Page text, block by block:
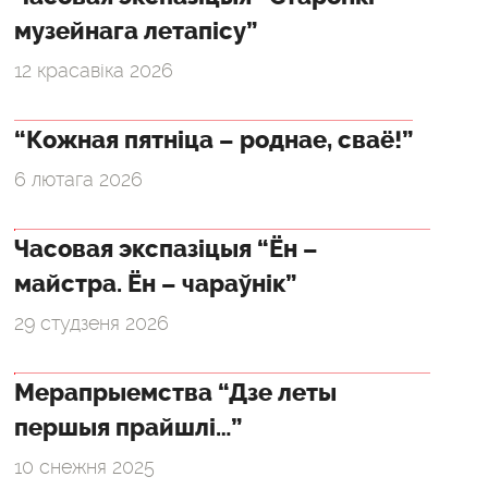
музейнага летапісу”
12 красавіка 2026
“Кожная пятніца – роднае, сваё!”
6 лютага 2026
Часовая экспазіцыя “Ён –
майстра. Ён – чараўнік”
29 студзеня 2026
Мерапрыемства “Дзе леты
першыя прайшлі…”
10 снежня 2025